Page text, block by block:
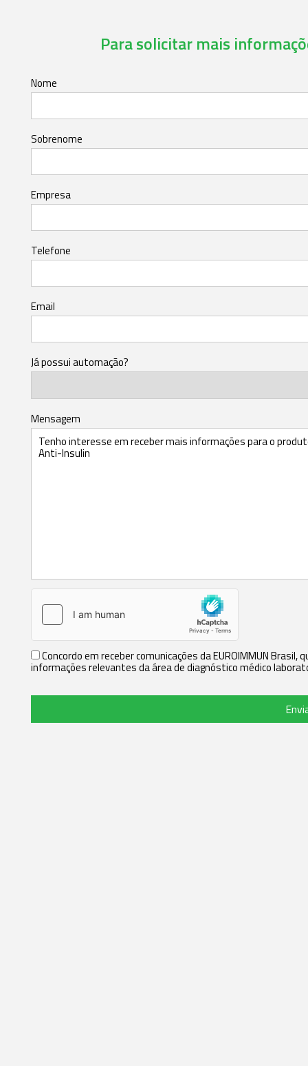
Para solicitar mais
Nome
Sobrenome
Empresa
Telefone
Email
Já possui automação?
Mensagem
Concordo em receber comunicações da EUROIMMUN
informações relevantes da área de diagnóstico médico